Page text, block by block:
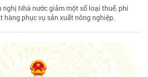
nghị Nhà nước giảm một số loại thuế, phí
hàng phục vụ sản xuất nông nghiệp.